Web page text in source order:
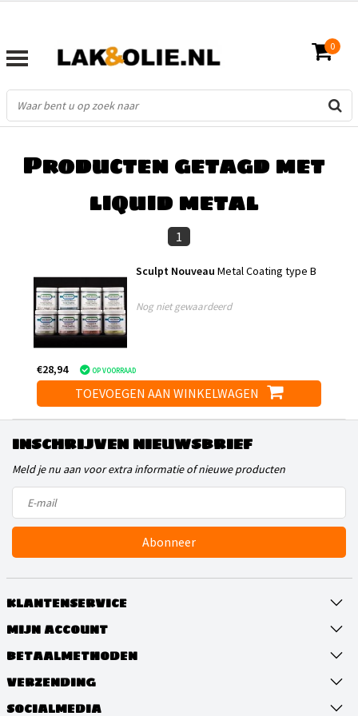
0
Producten getagd met
liquid metal
1
Sculpt Nouveau Metal Coating type B
Nog niet gewaardeerd
€28,94 OP VOORRAAD
TOEVOEGEN AAN WINKELWAGEN
INSCHRIJVEN NIEUWSBRIEF
Meld je nu aan voor extra informatie of nieuwe producten
Abonneer
KLANTENSERVICE
MIJN ACCOUNT
BETAALMETHODEN
VERZENDING
SOCIALMEDIA